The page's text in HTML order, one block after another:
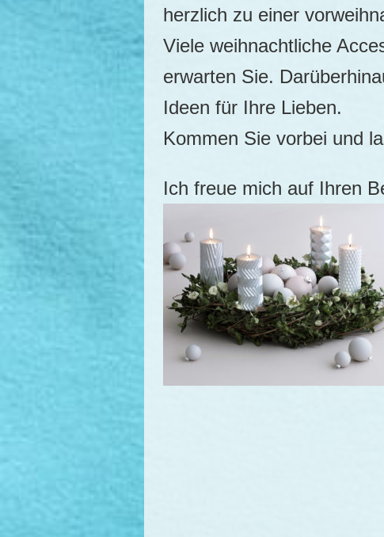
herzlich zu einer
Viele weihnachtliche
erwarten Sie.
Ideen für Ihre Lieben.
Kommen Sie vorbei und
Ich freue mich auf Ihren